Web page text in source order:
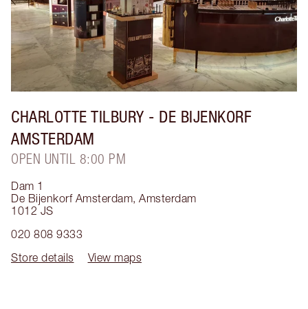
CHARLOTTE TILBURY - DE BIJENKORF
AMSTERDAM
OPEN UNTIL 8:00 PM
Dam 1
De Bijenkorf Amsterdam, Amsterdam
1012 JS
020 808 9333
Store details
View maps